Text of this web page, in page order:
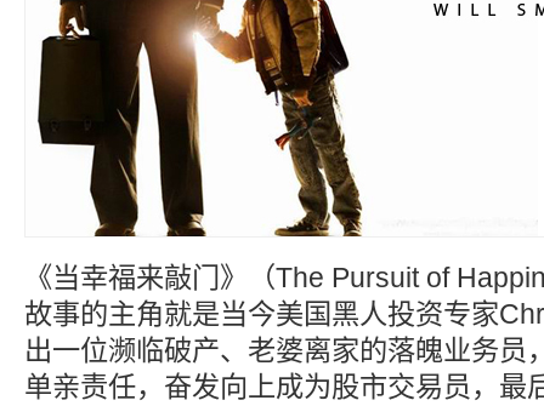
《当幸福来敲门》（The Pursuit of
故事的主角就是当今美国黑人投资专家
出一位濒临破产、老婆离家的落魄业务员
单亲责任，奋发向上成为股市交易员，最